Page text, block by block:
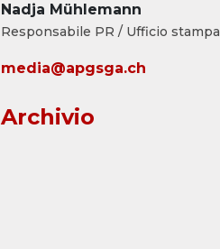
Nadja Mühlemann
Responsabile PR / Ufficio stampa
media@apgsga.ch
Archivio